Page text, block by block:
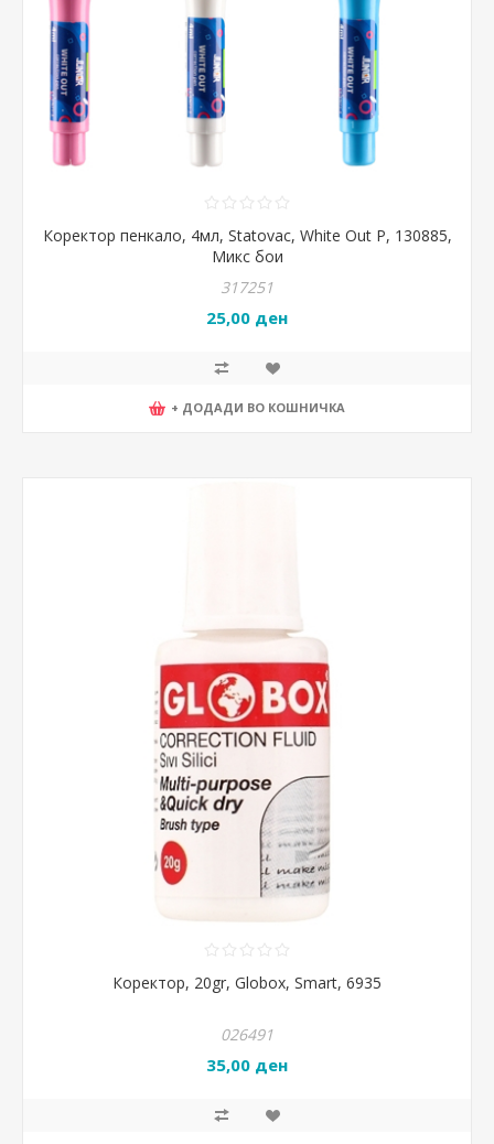
Коректор пенкало, 4мл, Statovac, White Out P, 130885,
Микс бои
317251
25,00 ден
+ ДОДАДИ ВО КОШНИЧКА
Коректор, 20gr, Globox, Smart, 6935
026491
35,00 ден